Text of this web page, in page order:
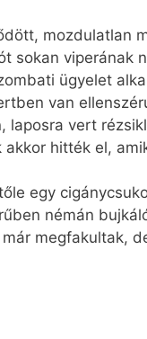
mozdulatlan
sokan viperának
ügyelet
van
laposra vert
hitték el,
egy
némán
megfakultak,